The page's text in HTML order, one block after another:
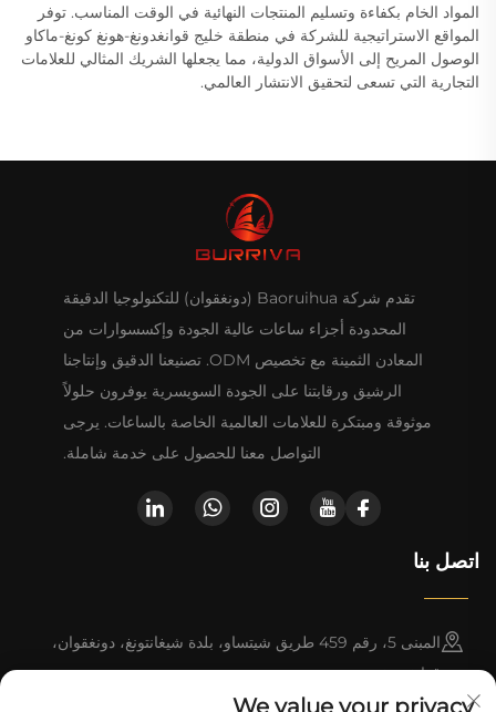
المواد الخام بكفاءة وتسليم المنتجات النهائية في الوقت المناسب. توفر
المواقع الاستراتيجية للشركة في منطقة خليج قوانغدونغ-هونغ كونغ-ماكاو
الوصول المريح إلى الأسواق الدولية، مما يجعلها الشريك المثالي للعلامات
التجارية التي تسعى لتحقيق الانتشار العالمي.
تقدم شركة Baoruihua (دونغقوان) للتكنولوجيا الدقيقة
المحدودة أجزاء ساعات عالية الجودة وإكسسوارات من
المعادن الثمينة مع تخصيص ODM. تصنيعنا الدقيق وإنتاجنا
الرشيق ورقابتنا على الجودة السويسرية يوفرون حلولاً
موثوقة ومبتكرة للعلامات العالمية الخاصة بالساعات. يرجى
التواصل معنا للحصول على خدمة شاملة.
اتصل بنا
المبنى 5، رقم 459 طريق شيتساو، بلدة شيغانتونغ، دونغقوان،
قوانغدونغ
We value your privacy